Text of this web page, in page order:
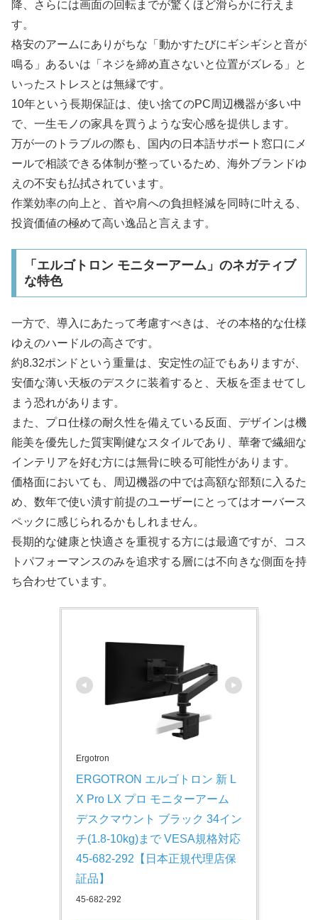
降、さらには画面の回転までが驚くほど滑らかに行えま
す。
格安のアームにありがちな「動かすたびにギシギシと音が
鳴る」あるいは「ネジを締め直さないと位置がズレる」と
いったストレスとは無縁です。
10年という長期保証は、使い捨てのPC周辺機器が多い中
で、一生モノの家具を買うような安心感を提供します。
万が一のトラブルの際も、国内の日本語サポート窓口にメ
ールで相談できる体制が整っているため、海外ブランドゆ
えの不安も払拭されています。
作業効率の向上と、首や肩への負担軽減を同時に叶える、
投資価値の極めて高い逸品と言えます。
「エルゴトロン モニターアーム」のネガティブ
な特色
一方で、導入にあたって考慮すべきは、その本格的な仕様
ゆえのハードルの高さです。
約8.32ポンドという重量は、安定性の証でもありますが、
安価な薄い天板のデスクに装着すると、天板を歪ませてし
まう恐れがあります。
また、プロ仕様の耐久性を備えている反面、デザインは機
能美を優先した質実剛健なスタイルであり、華奢で繊細な
インテリアを好む方には無骨に映る可能性があります。
価格面においても、周辺機器の中では高額な部類に入るた
め、数年で使い潰す前提のユーザーにとってはオーバース
ペックに感じられるかもしれません。
長期的な健康と快適さを重視する方には最適ですが、コス
トパフォーマンスのみを追求する層には不向きな側面を持
ち合わせています。
Ergotron
ERGOTRON エルゴトロン 新 L
X Pro LX プロ モニターアーム
デスクマウント ブラック 34イン
チ(1.8-10kg)まで VESA規格対応
45-682-292【日本正規代理店保
証品】
45-682-292